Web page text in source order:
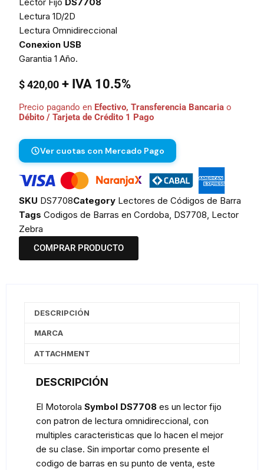
Lectura 1D/2D
Lectura Omnidireccional
Conexion USB
Garantia 1 Año.
$420,00 + IVA 10.5%
Precio pagando en Efectivo, Transferencia Bancaria o
Débito / Tarjeta de Crédito 1 Pago
Ver cuotas con Mercado Pago
SKU DS7708Category Lectores de Códigos de Barra
Tags Codigos de Barras en Cordoba, DS7708, Lector
Zebra
COMPRAR PRODUCTO
DESCRIPCIÓN
MARCA
ATTACHMENT
DESCRIPCIÓN
El Motorola Symbol DS7708 es un lector fijo
con patron de lectura omnidireccional, con
multiples caracteristicas que lo hacen el mejor
de su clase. Sin importar como presente el
codigo de barras en su punto de venta, este